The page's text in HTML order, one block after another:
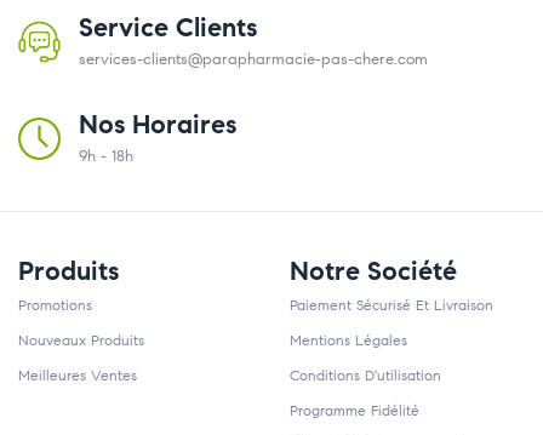
Service Clients
services-clients@parapharmacie-pas-chere.com
Nos Horaires
9h - 18h
Produits
Promotions
Nouveaux Produits
Meilleures Ventes
Notre Société
Paiement Sécurisé Et Livraison
Mentions Légales
Conditions D'utilisation
Programme Fidélité